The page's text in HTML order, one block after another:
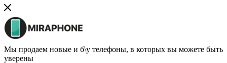
Мы продаем новые и б\у телефоны, в которых вы можете быть
уверены